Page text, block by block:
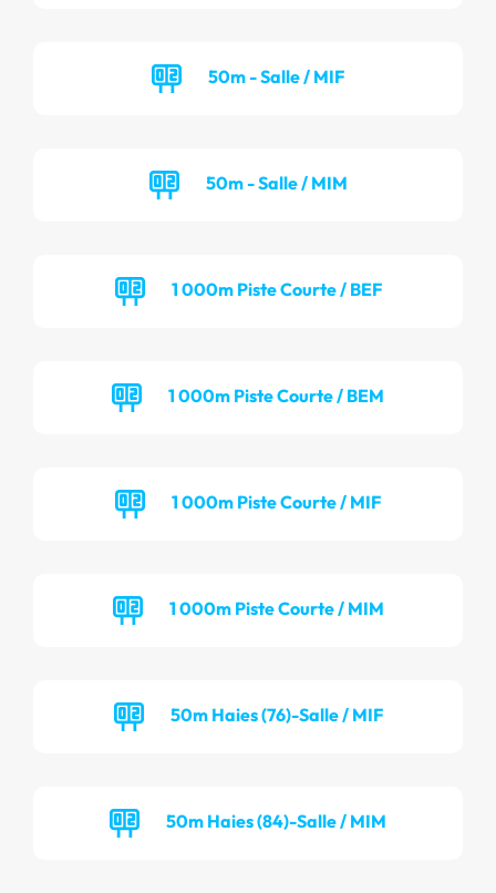
50m - Salle / MIF
50m - Salle / MIM
1 000m Piste Courte / BEF
1 000m Piste Courte / BEM
1 000m Piste Courte / MIF
1 000m Piste Courte / MIM
50m Haies (76)-Salle / MIF
50m Haies (84)-Salle / MIM